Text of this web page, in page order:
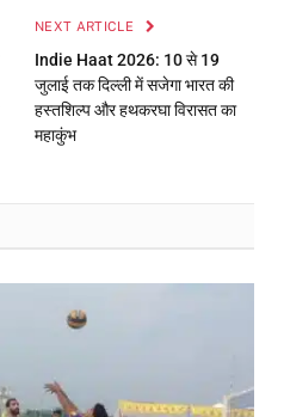
NEXT ARTICLE
Indie Haat 2026: 10 से 19
जुलाई तक दिल्ली में सजेगा भारत की
हस्तशिल्प और हथकरघा विरासत का
महाकुंभ